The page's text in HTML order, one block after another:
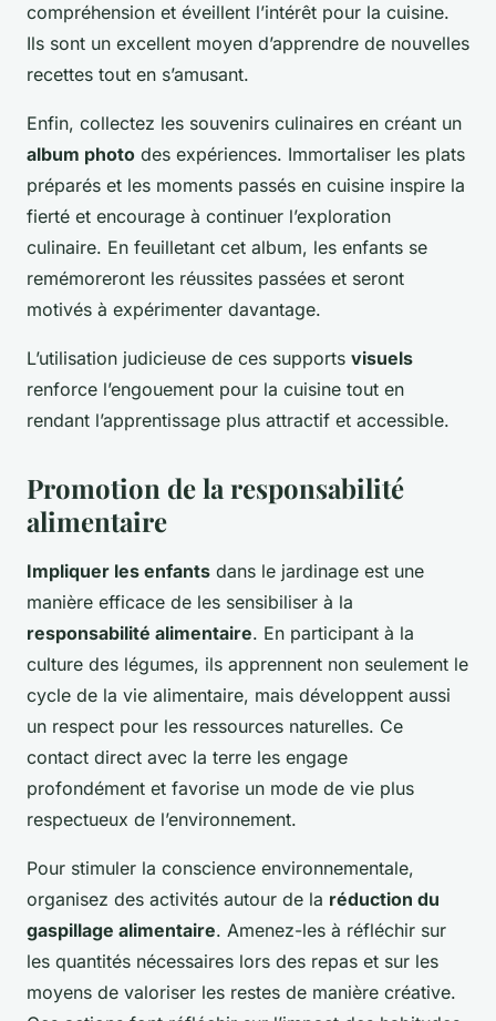
compréhension et éveillent l’intérêt pour la cuisine.
Ils sont un excellent moyen d’apprendre de nouvelles
recettes tout en s’amusant.
Enfin, collectez les souvenirs culinaires en créant un
album photo des expériences. Immortaliser les plats
préparés et les moments passés en cuisine inspire la
fierté et encourage à continuer l’exploration
culinaire. En feuilletant cet album, les enfants se
remémoreront les réussites passées et seront
motivés à expérimenter davantage.
L’utilisation judicieuse de ces supports visuels
renforce l’engouement pour la cuisine tout en
rendant l’apprentissage plus attractif et accessible.
Promotion de la responsabilité
alimentaire
Impliquer les enfants dans le jardinage est une
manière efficace de les sensibiliser à la
responsabilité alimentaire. En participant à la
culture des légumes, ils apprennent non seulement le
cycle de la vie alimentaire, mais développent aussi
un respect pour les ressources naturelles. Ce
contact direct avec la terre les engage
profondément et favorise un mode de vie plus
respectueux de l’environnement.
Pour stimuler la conscience environnementale,
organisez des activités autour de la réduction du
gaspillage alimentaire. Amenez-les à réfléchir sur
les quantités nécessaires lors des repas et sur les
moyens de valoriser les restes de manière créative.